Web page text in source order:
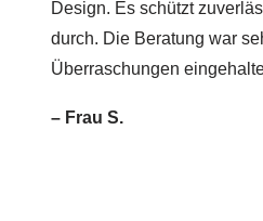
Design. Es schützt
durch. Die Beratung war
Überraschungen
– Frau S.